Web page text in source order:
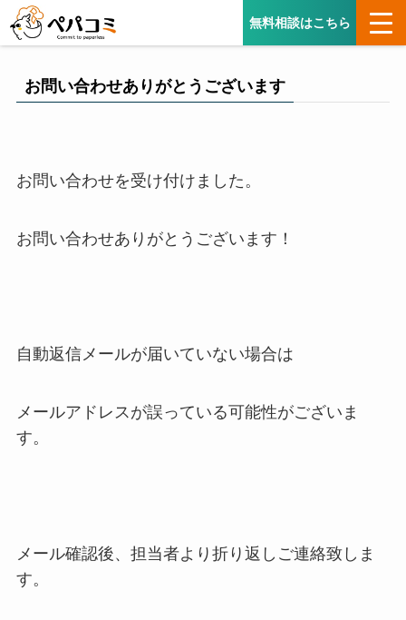
無料相談はこちら
お問い合わせありがとうございます
お問い合わせを受け付けました。
お問い合わせありがとうございます！
自動返信メールが届いていない場合は
メールアドレスが誤っている可能性がございま
す。
メール確認後、担当者より折り返しご連絡致しま
す。